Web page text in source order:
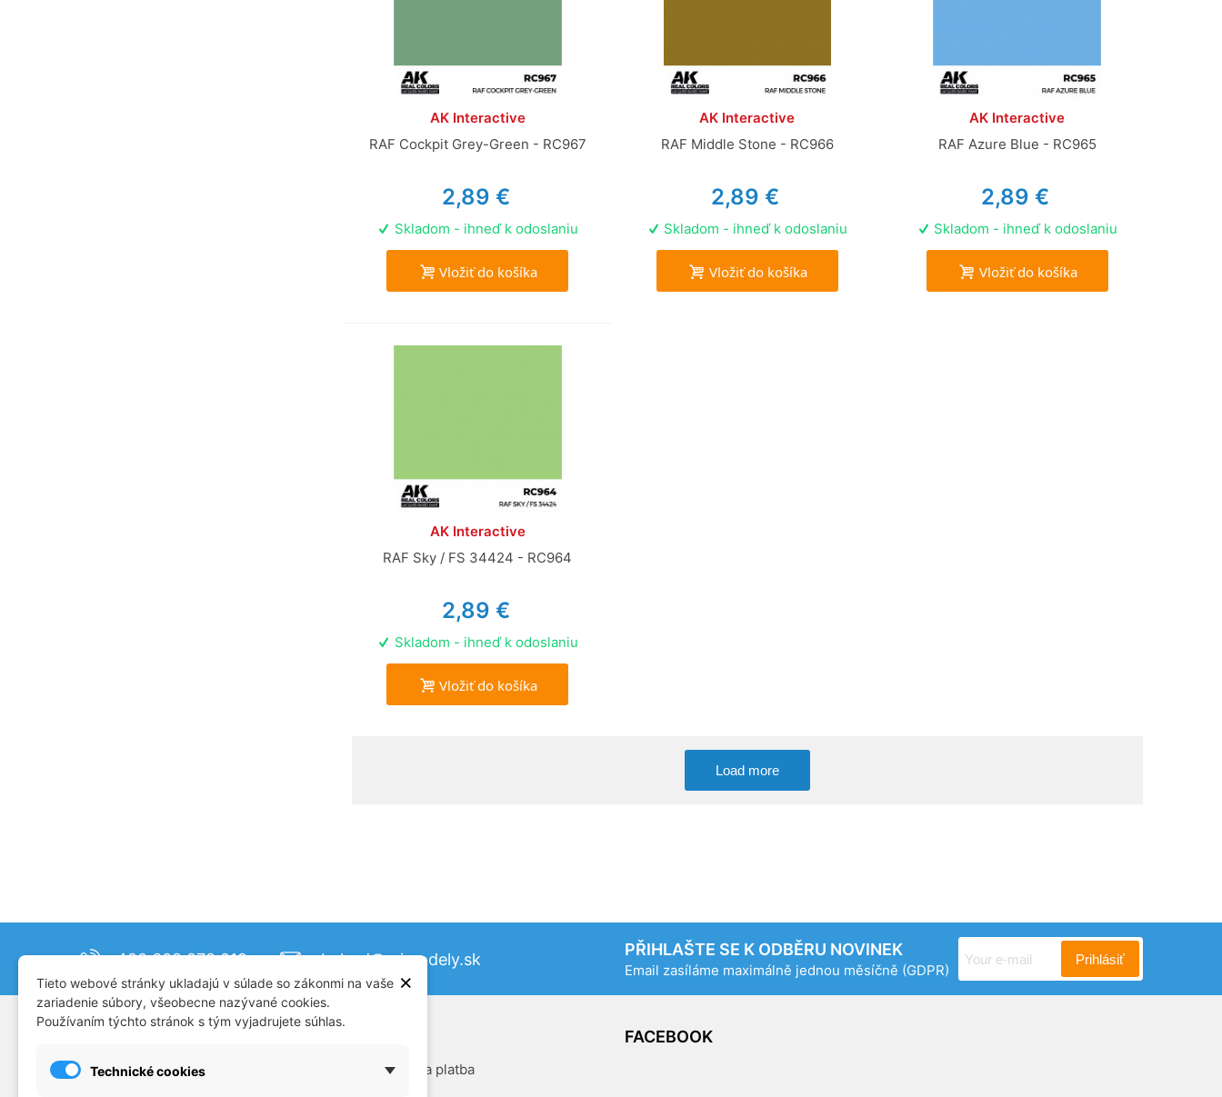
AK Interactive
RAF Cockpit Grey-Green - RC967
2,89 €
Skladom - ihneď k odoslaniu
Vložiť do košíka
AK Interactive
RAF Middle Stone - RC966
2,89 €
Skladom - ihneď k odoslaniu
Vložiť do košíka
AK Interactive
RAF Azure Blue - RC965
2,89 €
Skladom - ihneď k odoslaniu
Vložiť do košíka
AK Interactive
RAF Sky / FS 34424 - RC964
2,89 €
Skladom - ihneď k odoslaniu
Vložiť do košíka
Load more
+420 608 879 019 obchod@mjmodely.sk
PŘIHLAŠTE SE K ODBĚRU NOVINEK
Email zasíláme maximálně jednou měsíčně (GDPR)
Prihlásiť
Plastikové modely
Doprava a platba
FACEBOOK
×
Tieto webové stránky ukladajú v súlade so zákonmi na vaše
zariadenie súbory, všeobecne nazývané cookies.
Používaním týchto stránok s tým vyjadrujete súhlas.
Technické cookies